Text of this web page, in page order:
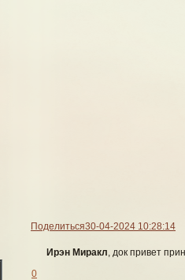
Поделиться30-04-2024 10:28:14
Ирэн Миракл , док привет
0